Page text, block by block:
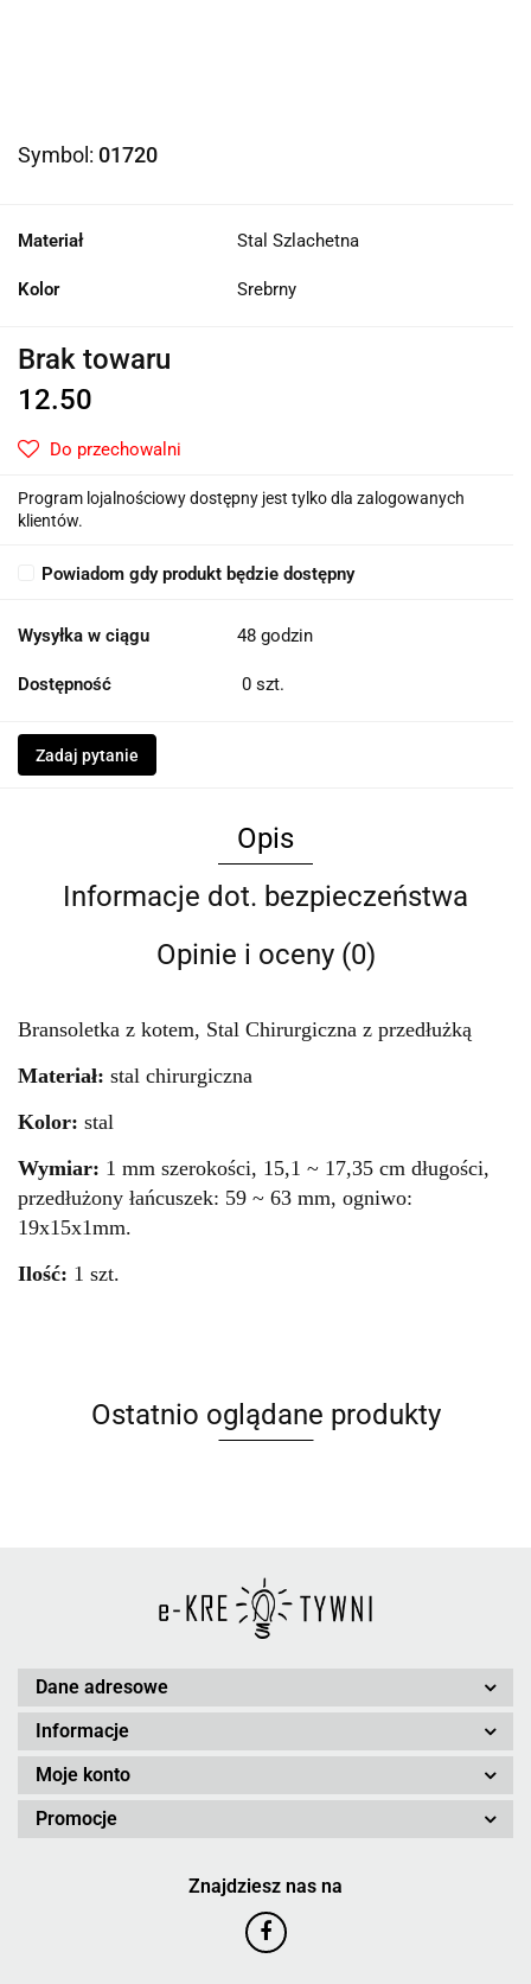
Symbol: 01720
Materiał Stal Szlachetna
Kolor Srebrny
Brak towaru
12.50
Do przechowalni
Program lojalnościowy dostępny jest tylko dla zalogowanych
klientów.
Powiadom gdy produkt będzie dostępny
Wysyłka w ciągu 48 godzin
Dostępność 0 szt.
Zadaj pytanie
Opis
Informacje dot. bezpieczeństwa
Opinie i oceny (0)
Bransoletka z kotem, Stal Chirurgiczna z przedłużką
Materiał: stal chirurgiczna
Kolor: stal
Wymiar: 1 mm szerokości, 15,1 ~ 17,35 cm długości,
przedłużony łańcuszek: 59 ~ 63 mm, ogniwo:
19x15x1mm.
Ilość: 1 szt.
Ostatnio oglądane produkty
Dane adresowe
Informacje
Moje konto
Promocje
Znajdziesz nas na